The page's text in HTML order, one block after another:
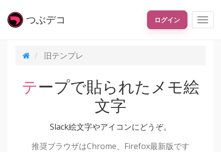
つぶデコ ログイン
旧テンプレ
テープで貼られたメモ絵
文字
Slack絵文字やアイコンにどうぞ。
推奨ブラウザはChrome、Firefox最新版です